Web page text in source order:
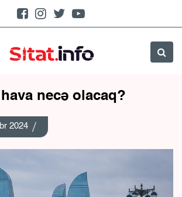
necə olacaq?
2024